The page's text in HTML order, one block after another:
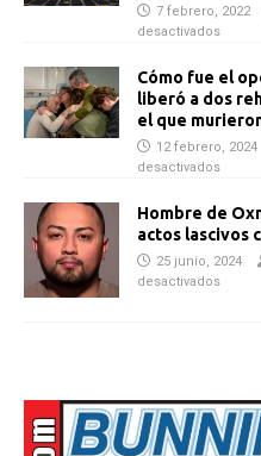
7 febrero, 2022
desactivados
Cómo fue el
liberó a dos
el que
12 febrero, 2024
desactivados
Hombre de
actos lascivos
25 junio, 2024
desactivados